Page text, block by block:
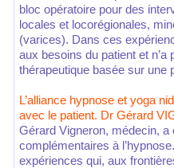
bloc opératoire pour des
locales et locorégionales,
(varices). Dans ces
aux besoins du patient et n’a
thérapeutique basée sur une
L’alliance hypnose et yoga
avec le patient. Dr Gérard
Gérard Vigneron, médecin,
complémentaires à
expériences qui, aux